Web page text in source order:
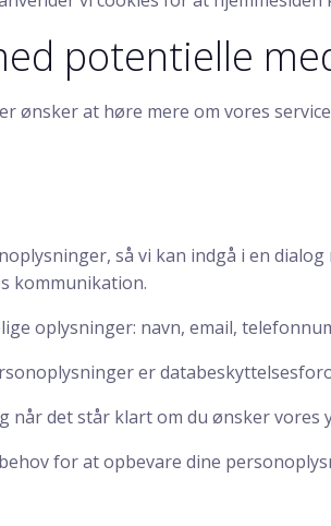
potentielle
ønsker at høre mere om vores
så vi kan indgå i en
kommunikation.
oplysninger: navn, email,
er
når det står klart om du ønsker vores
for at opbevare dine